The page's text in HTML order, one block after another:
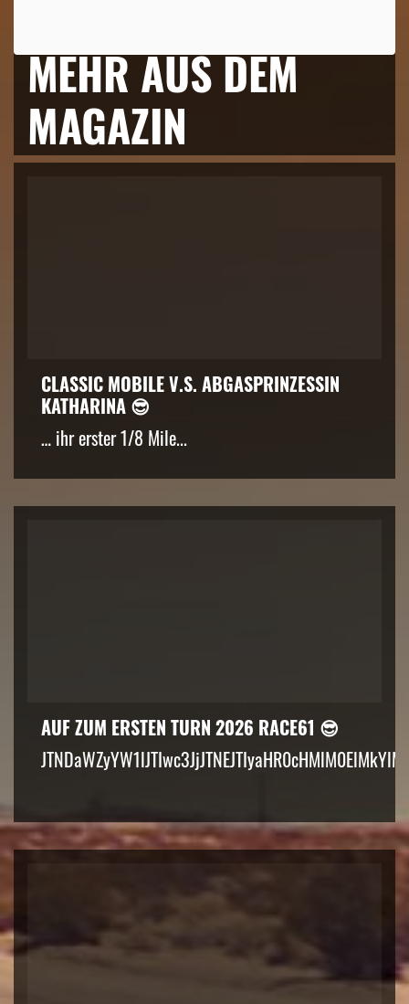
MEHR AUS DEM
MAGAZIN
CLASSIC MOBILE V.S. ABGASPRINZESSIN
KATHARINA 😎
… ihr erster 1/8 Mile...
AUF ZUM ERSTEN TURN 2026 RACE61 😎